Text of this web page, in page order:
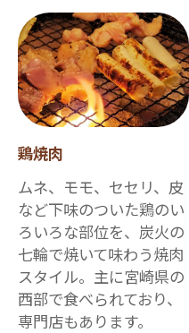
鶏焼肉
ムネ、モモ、セセリ、皮
など下味のついた鶏のい
ろいろな部位を、炭火の
七輪で焼いて味わう焼肉
スタイル。主に宮崎県の
西部で食べられており、
専門店もあります。